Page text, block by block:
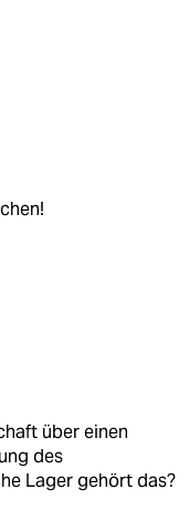
über einen
des
Lager gehört das?